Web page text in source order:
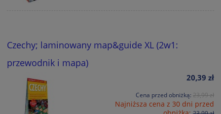
Czechy; laminowany map&guide XL (2w1:
przewodnik i mapa)
20,39 zł
Cena przed obniżką: 23,99 zł
Najniższa cena z 30 dni przed